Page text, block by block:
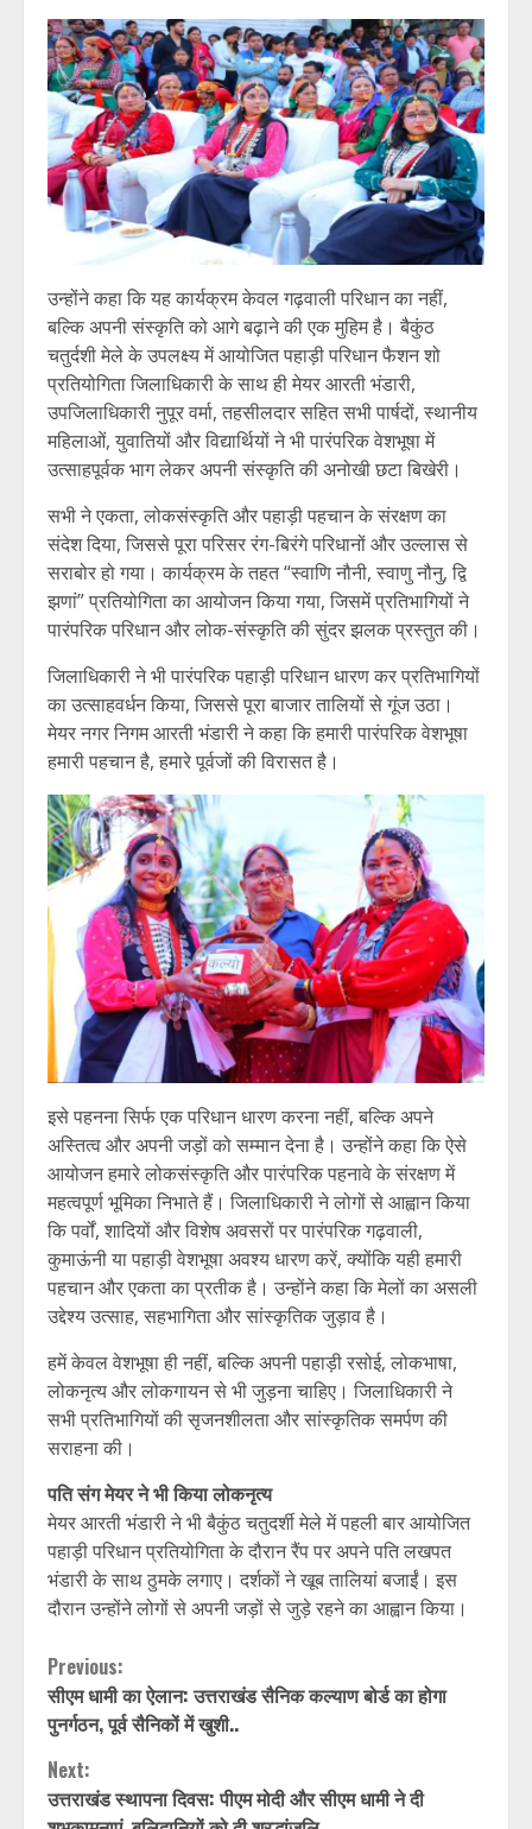
उन्होंने कहा कि यह कार्यक्रम केवल गढ़वाली परिधान का नहीं,
बल्कि अपनी संस्कृति को आगे बढ़ाने की एक मुहिम है। बैकुंठ
चतुर्दशी मेले के उपलक्ष्य में आयोजित पहाड़ी परिधान फैशन शो
प्रतियोगिता जिलाधिकारी के साथ ही मेयर आरती भंडारी,
उपजिलाधिकारी नुपूर वर्मा, तहसीलदार सहित सभी पार्षदों, स्थानीय
महिलाओं, युवातियों और विद्यार्थियों ने भी पारंपरिक वेशभूषा में
उत्साहपूर्वक भाग लेकर अपनी संस्कृति की अनोखी छटा बिखेरी।
सभी ने एकता, लोकसंस्कृति और पहाड़ी पहचान के संरक्षण का
संदेश दिया, जिससे पूरा परिसर रंग-बिरंगे परिधानों और उल्लास से
सराबोर हो गया। कार्यक्रम के तहत “स्वाणि नौनी, स्वाणु नौनु, द्वि
झणां” प्रतियोगिता का आयोजन किया गया, जिसमें प्रतिभागियों ने
पारंपरिक परिधान और लोक-संस्कृति की सुंदर झलक प्रस्तुत की।
जिलाधिकारी ने भी पारंपरिक पहाड़ी परिधान धारण कर प्रतिभागियों
का उत्साहवर्धन किया, जिससे पूरा बाजार तालियों से गूंज उठा।
मेयर नगर निगम आरती भंडारी ने कहा कि हमारी पारंपरिक वेशभूषा
हमारी पहचान है, हमारे पूर्वजों की विरासत है।
इसे पहनना सिर्फ एक परिधान धारण करना नहीं, बल्कि अपने
अस्तित्व और अपनी जड़ों को सम्मान देना है। उन्होंने कहा कि ऐसे
आयोजन हमारे लोकसंस्कृति और पारंपरिक पहनावे के संरक्षण में
महत्वपूर्ण भूमिका निभाते हैं। जिलाधिकारी ने लोगों से आह्वान किया
कि पर्वों, शादियों और विशेष अवसरों पर पारंपरिक गढ़वाली,
कुमाऊंनी या पहाड़ी वेशभूषा अवश्य धारण करें, क्योंकि यही हमारी
पहचान और एकता का प्रतीक है। उन्होंने कहा कि मेलों का असली
उद्देश्य उत्साह, सहभागिता और सांस्कृतिक जुड़ाव है।
हमें केवल वेशभूषा ही नहीं, बल्कि अपनी पहाड़ी रसोई, लोकभाषा,
लोकनृत्य और लोकगायन से भी जुड़ना चाहिए। जिलाधिकारी ने
सभी प्रतिभागियों की सृजनशीलता और सांस्कृतिक समर्पण की
सराहना की।
पति संग मेयर ने भी किया लोकनृत्य
मेयर आरती भंडारी ने भी बैकुंठ चतुदर्शी मेले में पहली बार आयोजित
पहाड़ी परिधान प्रतियोगिता के दौरान रैंप पर अपने पति लखपत
भंडारी के साथ ठुमके लगाए। दर्शकों ने खूब तालियां बजाईं। इस
दौरान उन्होंने लोगों से अपनी जड़ों से जुड़े रहने का आह्वान किया।
Continue
Reading
Previous:
सीएम धामी का ऐलान: उत्तराखंड सैनिक कल्याण बोर्ड का होगा
पुनर्गठन, पूर्व सैनिकों में खुशी..
Next:
उत्तराखंड स्थापना दिवस: पीएम मोदी और सीएम धामी ने दी